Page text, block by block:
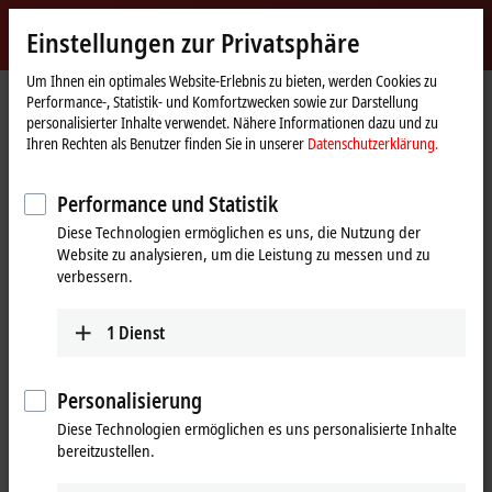
Beckhoff
-
New
Automation
Technology
myBeckhoff
StartseiteProdukte IPC Embedded-PCs CX8100 |Arm®Cortex®-A9
CX81xx | Embedded-PC-Serie,
Kleinsteuerung
Tabellarische Produktübersicht
Beckhoff unterstützt eine Vielzahl von Bussystemen und bietet im
Bereich der Kompaktsteuerungen eine sonst nicht auf dem Markt zu
findende Offenheit. Die Embedded-PC-Serie CX8100 ist eine
Einstellungen zur Privatsphäre
Um Ihnen ein optimales Website-Erlebnis zu bieten, werden Cookies zu
Performance-, Statistik- und Komfortzwecken sowie zur Darstellung
personalisierter Inhalte verwendet. Nähere Informationen dazu und zu
Ihren Rechten als Benutzer finden Sie in unserer Datenschutzerklärung.
Performance und Statistik
Diese Technologien ermöglichen es uns, die Nutzung der
Website zu analysieren, um die Leistung zu messen und zu
verbessern.
1 Dienst
Personalisierung
Diese Technologien ermöglichen es uns personalisierte Inhalte
bereitzustellen.